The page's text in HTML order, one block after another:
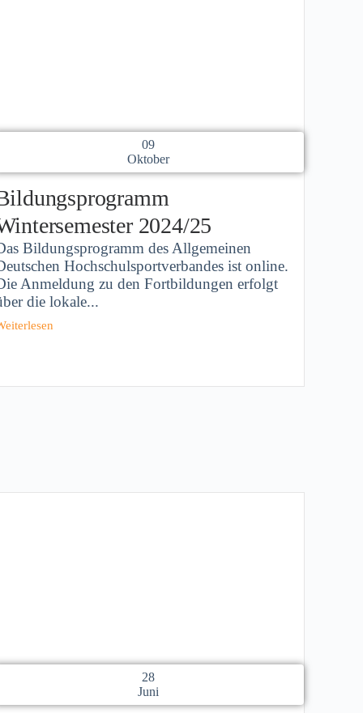
09
Oktober
2024/25
Bildungsprogramm des Allgemeinen
Hochschulsportverbandes ist online.
Anmeldung zu den Fortbildungen erfolgt
die lokale...
28
Juni